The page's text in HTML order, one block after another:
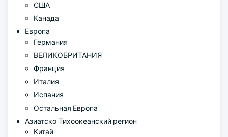
США
Канада
Европа
Германия
ВЕЛИКОБРИТАНИЯ
Франция
Италия
Испания
Остальная Европа
Азиатско-Тихоокеанский регион
Китай